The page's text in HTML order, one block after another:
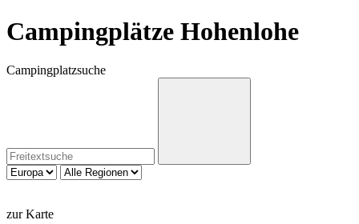
Campingplätze Hohenlohe
Campingplatzsuche
zur Karte